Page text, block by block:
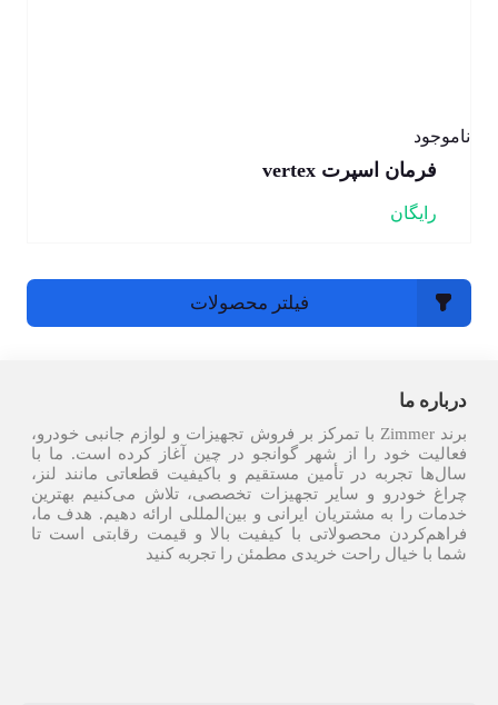
ناموجود
فرمان اسپرت vertex
رایگان
فیلتر محصولات
درباره ما
برند Zimmer با تمرکز بر فروش تجهیزات و لوازم جانبی خودرو،
فعالیت خود را از شهر گوانجو در چین آغاز کرده است. ما با
سال‌ها تجربه در تأمین مستقیم و باکیفیت قطعاتی مانند لنز،
چراغ خودرو و سایر تجهیزات تخصصی، تلاش می‌کنیم بهترین
خدمات را به مشتریان ایرانی و بین‌المللی ارائه دهیم. هدف ما،
فراهم‌کردن محصولاتی با کیفیت بالا و قیمت رقابتی است تا
شما با خیال راحت خریدی مطمئن را تجربه کنید